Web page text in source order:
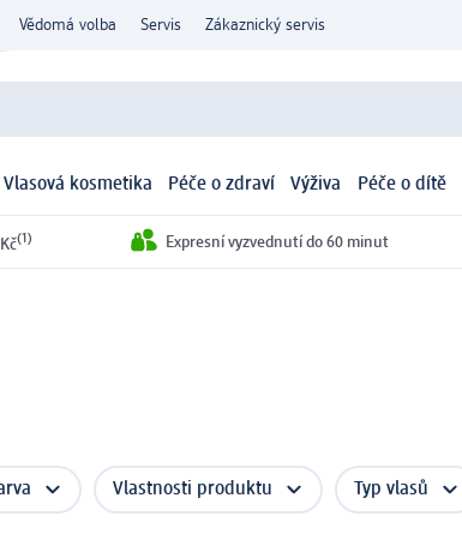
Vědomá volba Servis Zákaznický servis
Vlasová kosmetika Péče o zdraví Výživa Péče o dítě
(1) Expresní vyzvednutí do 60 minut
Vlastnosti produktu Typ vlasů